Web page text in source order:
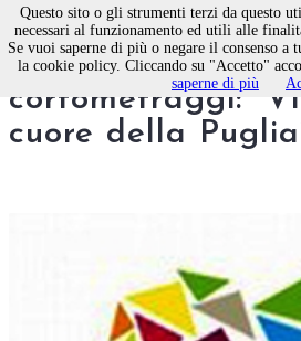
Molfetta,
cortometraggi:
cuore della
Questo sito o gli strumenti terzi da questo
necessari al funzionamento ed utili alle
Se vuoi saperne di più o negare il consenso a
la cookie policy. Cliccando su "Accetto"
saperne di più